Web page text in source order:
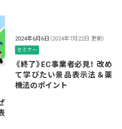
2024年6月6日 （2024年7月22日 更新）
セミナー
《終了》EC事業者必見！ 改め
て学びたい景品表示法＆薬
機法のポイント